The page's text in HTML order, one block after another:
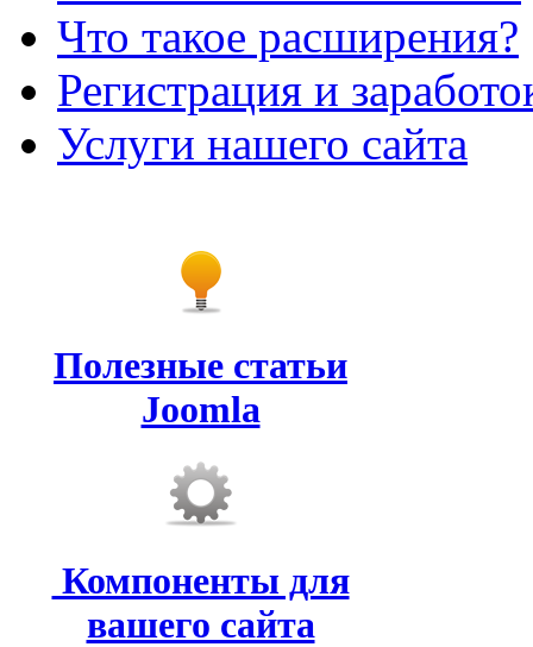
Что такое расширения?
Регистрация и
Услуги нашего сайта
Полезные статьи
Joomla
Компоненты для
вашего сайта